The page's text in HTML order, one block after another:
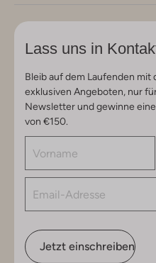
Lass uns in
Bleib auf dem Laufenden
exklusiven Angeboten, nur
Newsletter und gewinne
von €150.
Jetzt einschreiben